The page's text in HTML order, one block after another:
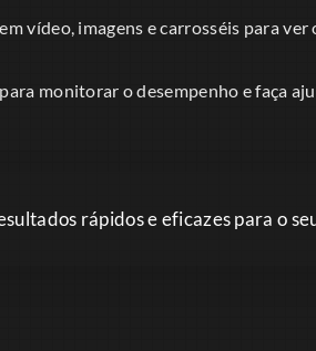
vídeo, imagens e carrosséis para ver
monitorar o desempenho e faça
rápidos e eficazes para o